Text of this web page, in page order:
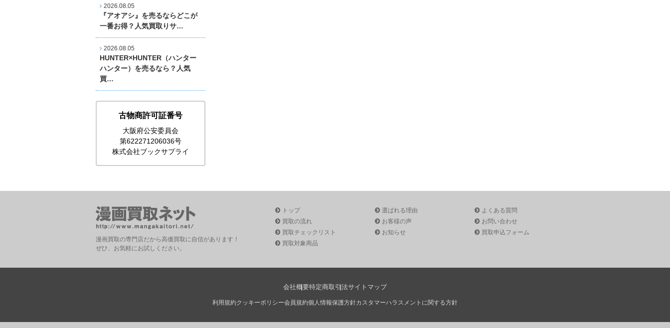
2026.08.05
『アオアシ』を売るならどこが
一番お得？人気買取りサ…
2026.08.05
HUNTER×HUNTER（ハンター
ハンター）を売るなら？人気
買…
古物商許可証番号
大阪府公安委員会
第622271206036号
株式会社ブックサプライ
漫画買取の専門店だから高価買取に自信があります！
ぜひ、お気軽にお試しください。
トップ
買取の流れ
買取チェックリスト
買取対象商品
選ばれる理由
お客様の声
お知らせ
よくある質問
お問い合わせ
買取申込フォーム
会社概要特定商取引法サイトマップ
利用規約クッキーポリシー会員規約個人情報保護方針カスタマーハラスメントに関する方針